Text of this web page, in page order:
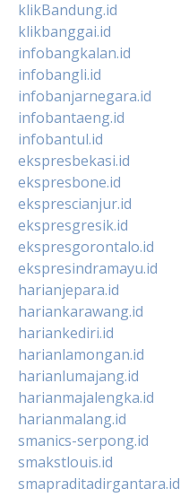
klikBandung.id
klikbanggai.id
infobangkalan.id
infobangli.id
infobanjarnegara.id
infobantaeng.id
infobantul.id
ekspresbekasi.id
ekspresbone.id
eksprescianjur.id
ekspresgresik.id
ekspresgorontalo.id
ekspresindramayu.id
harianjepara.id
hariankarawang.id
hariankediri.id
harianlamongan.id
harianlumajang.id
harianmajalengka.id
harianmalang.id
smanics-serpong.id
smakstlouis.id
smapraditadirgantara.id